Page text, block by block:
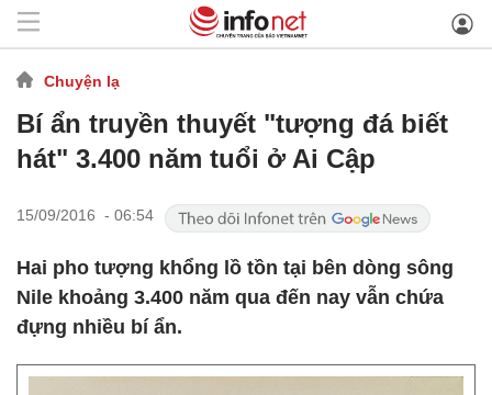
Chuyện lạ
Bí ẩn truyền thuyết "tượng đá biết
hát" 3.400 năm tuổi ở Ai Cập
15/09/2016 - 06:54
Hai pho tượng khổng lồ tồn tại bên dòng sông
Nile khoảng 3.400 năm qua đến nay vẫn chứa
đựng nhiều bí ẩn.